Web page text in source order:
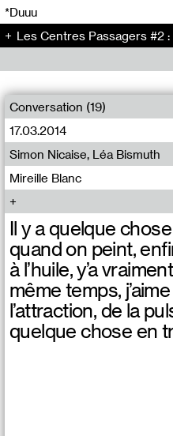
*Duuu
Les Centres Passagers #2 : Les Églises
Conversation (19)
17.03.2014
Mireille Blanc
Simon Nicaise, Léa Bismuth
Il y a quelque
quand on peint,
à l’huile, y’a
même temps,
l’attraction, de la
quelque chose en
00
00